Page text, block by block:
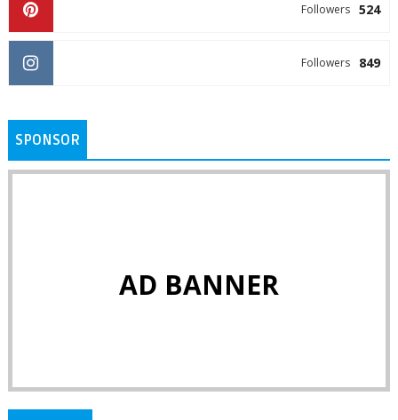
524
Followers
849
Followers
SPONSOR
AD BANNER